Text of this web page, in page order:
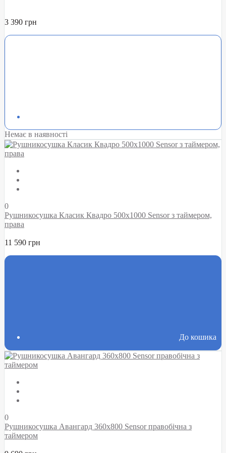
3 390 грн
Немає в наявності
0
Рушникосушка Класик Квадро 500х1000 Sensor з таймером,
права
11 590 грн
До кошика
0
Рушникосушка Авангард 360х800 Sensor правобічна з
таймером